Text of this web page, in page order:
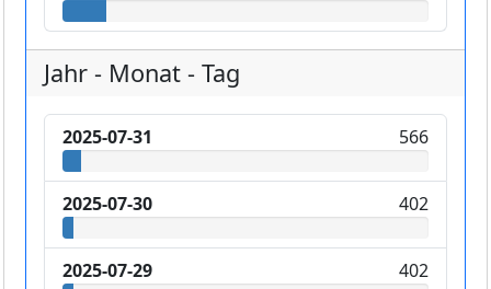
Jahr - Monat - Tag
2025-07-31 566
2025-07-30 402
2025-07-29 402